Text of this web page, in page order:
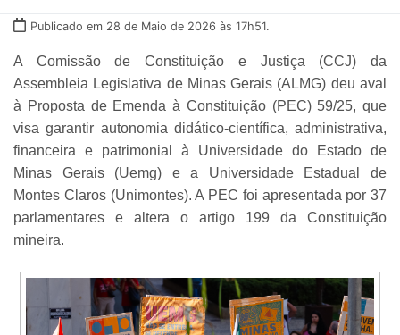
Publicado em 28 de Maio de 2026 às 17h51.
A Comissão de Constituição e Justiça (CCJ) da
Assembleia Legislativa de Minas Gerais (ALMG) deu aval
à Proposta de Emenda à Constituição (PEC) 59/25, que
visa garantir autonomia didático-científica, administrativa,
financeira e patrimonial à Universidade do Estado de
Minas Gerais (Uemg) e a Universidade Estadual de
Montes Claros (Unimontes). A PEC foi apresentada por 37
parlamentares e altera o artigo 199 da Constituição
mineira.